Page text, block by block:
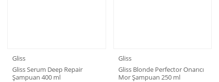
Gliss
Gliss Serum Deep Repair
Şampuan 400 ml
Gliss
Gliss Blonde Perfector Onarıcı
Mor Şampuan 250 ml